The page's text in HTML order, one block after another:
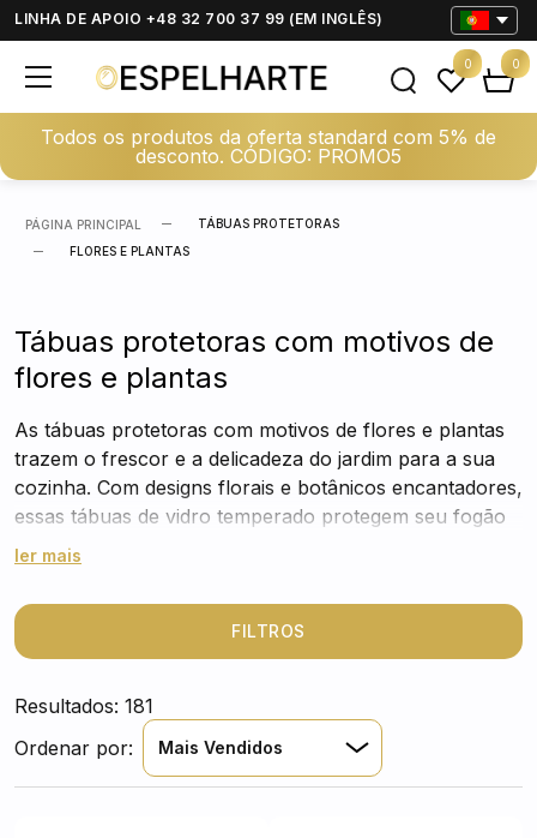
LINHA DE APOIO +48 32 700 37 99 (EM INGLÊS)
Todos os produtos da oferta standard com 5% de
desconto. CÓDIGO: PROMO5
0 0
PÁGINA PRINCIPAL
TÁBUAS PROTETORAS
FLORES E PLANTAS
Tábuas protetoras com motivos de
flores e plantas
As tábuas protetoras com motivos de flores e plantas
trazem o frescor e a delicadeza do jardim para a sua
cozinha. Com designs florais e botânicos encantadores,
essas tábuas de vidro temperado protegem seu fogão
enquanto adicionam um toque de natureza ao
para quem deseja uma cozinha mais alegre e vibrante,
essas tábuas transformam o espaço em um refúgio de
beleza natural. Além de práticas, elas celebram a
cozinha florescer com estilo.
ler mais
FILTROS
Resultados: 181
Ordenar por:
Mais Vendidos